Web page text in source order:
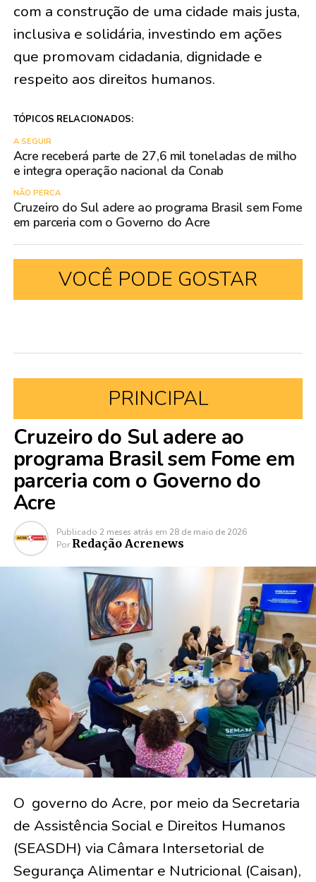
com a construção de uma cidade mais justa,
inclusiva e solidária, investindo em ações
que promovam cidadania, dignidade e
respeito aos direitos humanos.
TÓPICOS RELACIONADOS:
A SEGUIR
Acre receberá parte de 27,6 mil toneladas de milho
e integra operação nacional da Conab
NÃO PERCA
Cruzeiro do Sul adere ao programa Brasil sem Fome
em parceria com o Governo do Acre
VOCÊ PODE GOSTAR
PRINCIPAL
Cruzeiro do Sul adere ao
programa Brasil sem Fome em
parceria com o Governo do
Acre
Publicado 2 meses atrás em 28 de maio de 2026
Por Redação Acrenews
O governo do Acre, por meio da Secretaria
de Assistência Social e Direitos Humanos
(SEASDH) via Câmara Intersetorial de
Segurança Alimentar e Nutricional (Caisan),